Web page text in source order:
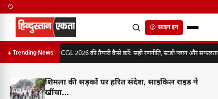
साइन इन
Trending NewsSSC CGL 2026 की तैयारी कैसे करें: सही रणनीति, स्टडी प्लान और सफलता
शिमला की सड़कों पर हरित संदेश, साइकिल राइड ने
खींचा...